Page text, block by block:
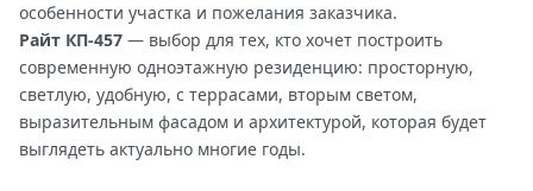
особенности участка и пожелания заказчика.
Райт КП-457 — выбор для тех, кто хочет построить
современную одноэтажную резиденцию: просторную,
светлую, удобную, с террасами, вторым светом,
выразительным фасадом и архитектурой, которая будет
выглядеть актуально многие годы.